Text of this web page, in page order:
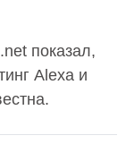
показал,
Alexa и